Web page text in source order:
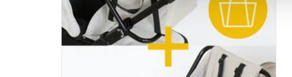
meekijken, meepraten en kan niet zom
TOEVOEGEN AAN WINKELWAGEN